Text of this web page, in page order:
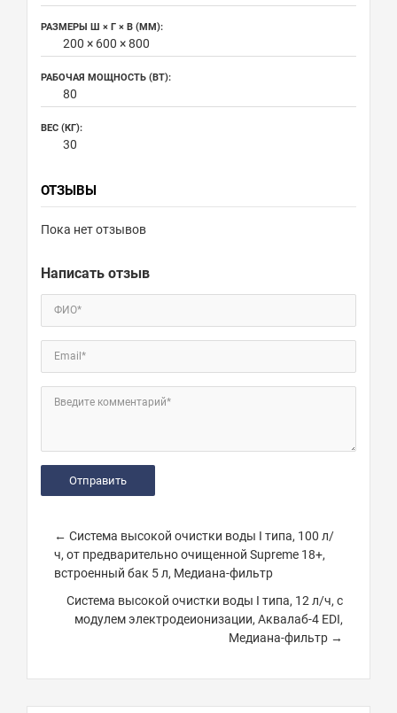
РАЗМЕРЫ Ш × Г × В (ММ):
200 × 600 × 800
РАБОЧАЯ МОЩНОСТЬ (ВТ):
80
ВЕС (КГ):
30
ОТЗЫВЫ
Пока нет отзывов
Написать отзыв
ФИО*
Email*
Введите комментарий*
← Система высокой очистки воды I типа, 100 л/
ч, от предварительно очищенной Supreme 18+,
встроенный бак 5 л, Медиана-фильтр
Система высокой очистки воды I типа, 12 л/ч, с
модулем электродеионизации, Аквалаб-4 EDI,
Медиана-фильтр →